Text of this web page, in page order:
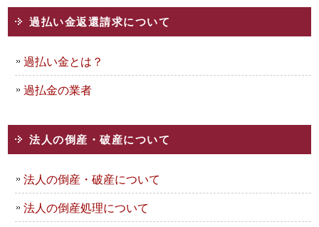
過払い金返還請求について
過払い金とは？
過払金の業者
法人の倒産・破産について
法人の倒産・破産について
法人の倒産処理について